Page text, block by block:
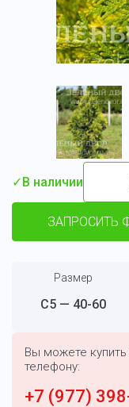
✓В наличии
ЗАПРОСИТЬ
Размер
С5 — 40-60
Вы можете купить
телефону:
+7 (977)